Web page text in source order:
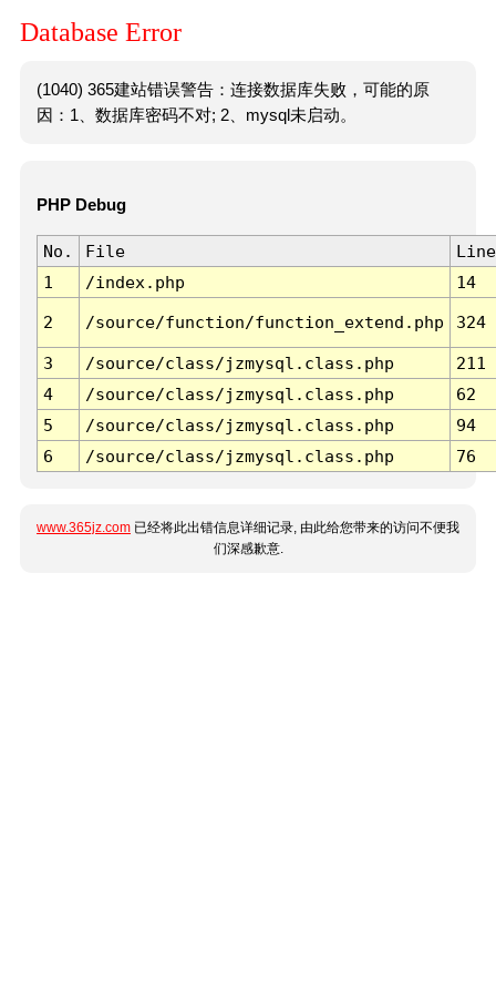
Database Error
(1040) 365建站错误警告：连接数据库失败，可能的原
因：1、数据库密码不对; 2、mysql未启动。
PHP Debug
No. File
Line
1
/index.php 14
2 /source/function/function_extend.php 324
3 /source/class/jzmysql.class.php
211
4
/source/class/jzmysql.class.php
62
5
/source/class/jzmysql.class.php
94
6
/source/class/jzmysql.class.php 76
www.365jz.com 已经将此出错信息详细记录, 由此给您带来的访问不便我
们深感歉意.